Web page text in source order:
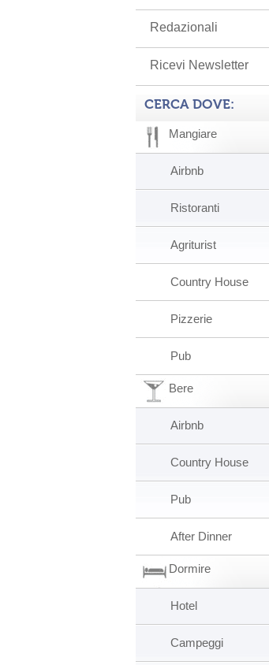
Redazionali
Ricevi Newsletter
CERCA DOVE:
Mangiare
Airbnb
Ristoranti
Agriturist
Country House
Pizzerie
Pub
Bere
Airbnb
Country House
Pub
After Dinner
Dormire
Hotel
Campeggi